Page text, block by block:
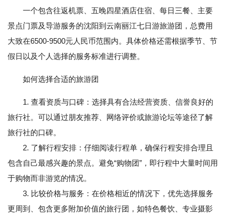
一个包含往返机票、五晚四星酒店住宿、每日三餐、主要
景点门票及导游服务的沈阳到云南丽江七日游旅游团，总费用
大致在6500-9500元人民币范围内。具体价格还需根据季节、节
假日以及个人选择的服务标准进行调整。
如何选择合适的旅游团
1. 查看资质与口碑：选择具有合法经营资质、信誉良好的
旅行社。可以通过朋友推荐、网络评价或旅游论坛等途径了解
旅行社的口碑。
2. 了解行程安排：仔细阅读行程单，确保行程安排合理且
包含自己最感兴趣的景点。避免“购物团”，即行程中大量时间用
于购物而非游览的情况。
3. 比较价格与服务：在价格相近的情况下，优先选择服务
更周到、包含更多附加价值的旅行团，如特色餐饮、专业摄影